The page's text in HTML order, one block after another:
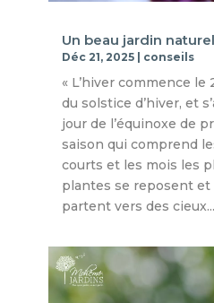
Un beau jardin
Déc 21, 2025| conseils
« L’hiver commence le
du solstice d’hiver, et
jour de l’équinoxe de
saison qui comprend
courts et les mois les
plantes se reposent et
partent vers des cieux...